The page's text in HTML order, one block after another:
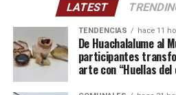
LATEST
TENDENCIAS hace 11
De Huachalalume al
participantes
arte con “Huellas del